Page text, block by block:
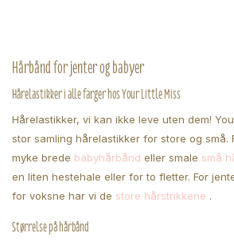
Hårbånd for jenter og babyer
Hårelastikker i alle farger hos Your Little Miss
Hårelastikker, vi kan ikke leve uten dem!
stor samling hårelastikker for store og små.
myke brede babyhårbånd eller smale små
en liten hestehale eller for to fletter. For
for voksne har vi de store hårstrikkene .
Størrelse på hårbånd